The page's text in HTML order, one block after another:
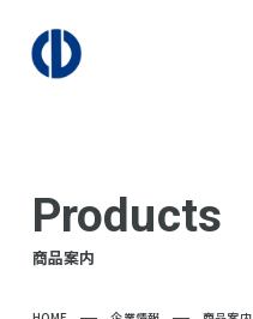
Products
商品案内